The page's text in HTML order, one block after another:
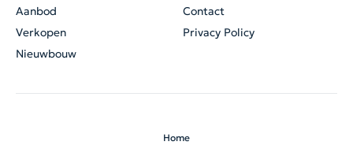
Aanbod
Verkopen
Nieuwbouw
Contact
Privacy Policy
Home